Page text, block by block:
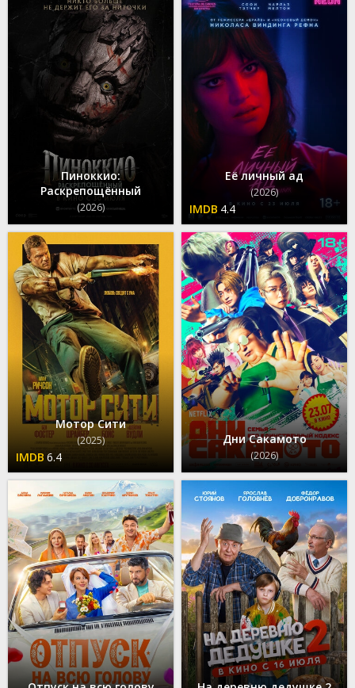
Пиноккио:
Раскрепощённый
(2026)
Её личный ад
(2026)
4.4
Мотор Сити
(2025)
6.4
Дни Сакамото
(2026)